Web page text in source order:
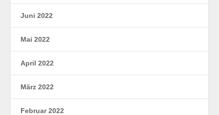
Juni 2022
Mai 2022
April 2022
März 2022
Februar 2022